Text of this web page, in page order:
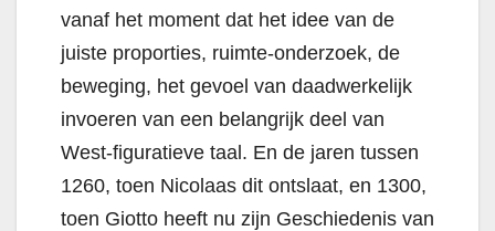
vanaf het moment dat het idee van de
juiste proporties, ruimte-onderzoek, de
beweging, het gevoel van daadwerkelijk
invoeren van een belangrijk deel van
West-figuratieve taal. En de jaren tussen
1260, toen Nicolaas dit ontslaat, en 1300,
toen Giotto heeft nu zijn Geschiedenis van